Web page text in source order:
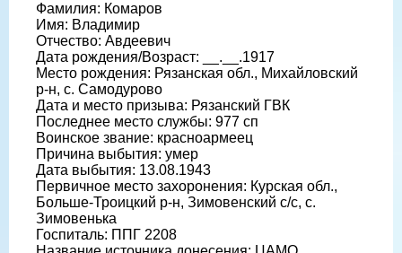
Фамилия: Комаров
Имя: Владимир
Отчество: Авдеевич
Дата рождения/Возраст: __.__.1917
Место рождения: Рязанская обл., Михайловский
р-н, с. Самодурово
Дата и место призыва: Рязанский ГВК
Последнее место службы: 977 сп
Воинское звание: красноармеец
Причина выбытия: умер
Дата выбытия: 13.08.1943
Первичное место захоронения: Курская обл.,
Больше-Троицкий р-н, Зимовенский с/с, с.
Зимовенька
Госпиталь: ППГ 2208